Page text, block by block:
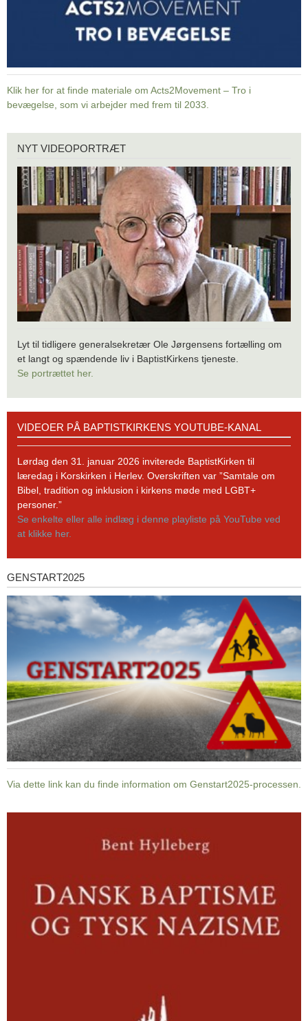
Klik her for at finde materiale om Acts2Movement – Tro i
bevægelse, som vi arbejder med frem til 2033.
videoportræt
NYT VIDEOPORTRÆT
Lyt til tidligere generalsekretær Ole Jørgensens fortælling om
et langt og spændende liv i BaptistKirkens tjeneste.
Se portrættet her.
BaptistKirkens
YouTube-
kanal
VIDEOER PÅ BAPTISTKIRKENS YOUTUBE-KANAL
Lørdag den 31. januar 2026 inviterede BaptistKirken til
læredag i Korskirken i Herlev. Overskriften var ”Samtale om
Bibel, tradition og inklusion i kirkens møde med LGBT+
personer.”
Se enkelte eller alle indlæg i denne playliste på YouTube ved
at klikke her.
Genstart2025
GENSTART2025
Via dette link kan du finde information om Genstart2025-processen.